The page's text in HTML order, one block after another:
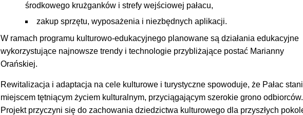
środkowego krużganków i strefy wejściowej pałacu,
zakup sprzętu, wyposażenia i niezbędnych aplikacji.
W ramach programu kulturowo-edukacyjnego planowane są działania edukacyjne
wykorzystujące najnowsze trendy i technologie przybliżające postać Marianny
Orańskiej.
Rewitalizacja i adaptacja na cele kulturowe i turystyczne spowoduje, że Pałac
miejscem tętniącym życiem kulturalnym, przyciągającym szerokie grono odbiorców.
Projekt przyczyni się do zachowania dziedzictwa kulturowego dla przyszłych